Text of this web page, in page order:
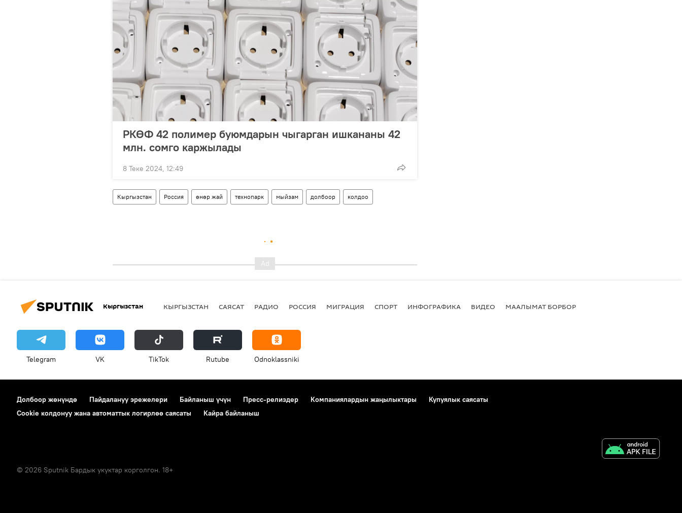
РКӨФ 42 полимер буюмдарын чыгарган ишкананы 42
млн. сомго каржылады
8 Теке 2024, 12:49
Кыргызстан Россия өнөр жай технопарк мыйзам долбоор колдоо
Кыргызстан КЫРГЫЗСТАН САЯСАТ РАДИО РОССИЯ МИГРАЦИЯ СПОРТ ИНФОГРАФИКА ВИДЕО МААЛЫМАТ БОРБОР
Telegram VK ТikТоk Rutube Odnoklassniki
Долбоор жөнүндө Пайдалануу эрежелери Байланыш үчүн Пресс-релиздер Компаниялардын жаңылыктары
Купуялык саясаты
Cookie колдонуу жана автоматтык логирлөө саясаты
Кайра байланыш
© 2026 Sputnik Бардык укуктар корголгон. 18+